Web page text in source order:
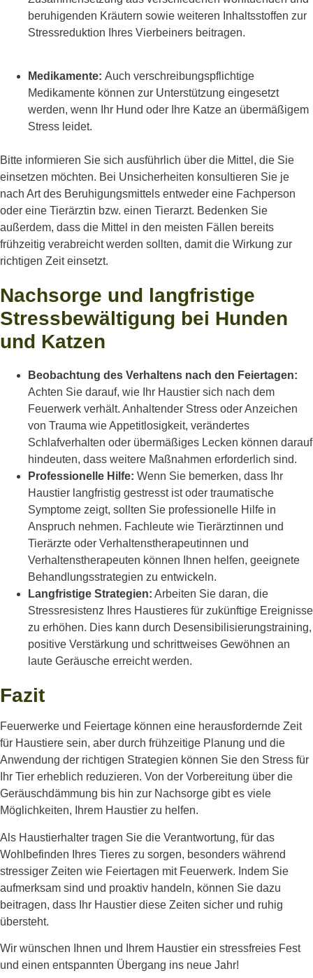
beruhigenden Kräutern sowie weiteren Inhaltsstoffen zur
Stressreduktion Ihres Vierbeiners beitragen.
Medikamente: Auch verschreibungspflichtige
Medikamente können zur Unterstützung eingesetzt
werden, wenn Ihr Hund oder Ihre Katze an übermäßigem
Stress leidet.
Bitte informieren Sie sich ausführlich über die Mittel, die Sie
einsetzen möchten. Bei Unsicherheiten konsultieren Sie je
nach Art des Beruhigungsmittels entweder eine Fachperson
oder eine Tierärztin bzw. einen Tierarzt. Bedenken Sie
außerdem, dass die Mittel in den meisten Fällen bereits
frühzeitig verabreicht werden sollten, damit die Wirkung zur
richtigen Zeit einsetzt.
Nachsorge und langfristige
Stressbewältigung bei Hunden
und Katzen
Beobachtung des Verhaltens nach den Feiertagen:
Achten Sie darauf, wie Ihr Haustier sich nach dem
Feuerwerk verhält. Anhaltender Stress oder Anzeichen
von Trauma wie Appetitlosigkeit, verändertes
Schlafverhalten oder übermäßiges Lecken können darauf
hindeuten, dass weitere Maßnahmen erforderlich sind.
Professionelle Hilfe: Wenn Sie bemerken, dass Ihr
Haustier langfristig gestresst ist oder traumatische
Symptome zeigt, sollten Sie professionelle Hilfe in
Anspruch nehmen. Fachleute wie Tierärztinnen und
Tierärzte oder Verhaltenstherapeutinnen und
Verhaltenstherapeuten können Ihnen helfen, geeignete
Behandlungsstrategien zu entwickeln.
Langfristige Strategien: Arbeiten Sie daran, die
Stressresistenz Ihres Haustieres für zukünftige Ereignisse
zu erhöhen. Dies kann durch Desensibilisierungstraining,
positive Verstärkung und schrittweises Gewöhnen an
laute Geräusche erreicht werden.
Fazit
Feuerwerke und Feiertage können eine herausfordernde Zeit
für Haustiere sein, aber durch frühzeitige Planung und die
Anwendung der richtigen Strategien können Sie den Stress für
Ihr Tier erheblich reduzieren. Von der Vorbereitung über die
Geräuschdämmung bis hin zur Nachsorge gibt es viele
Möglichkeiten, Ihrem Haustier zu helfen.
Als Haustierhalter tragen Sie die Verantwortung, für das
Wohlbefinden Ihres Tieres zu sorgen, besonders während
stressiger Zeiten wie Feiertagen mit Feuerwerk. Indem Sie
aufmerksam sind und proaktiv handeln, können Sie dazu
beitragen, dass Ihr Haustier diese Zeiten sicher und ruhig
übersteht.
Wir wünschen Ihnen und Ihrem Haustier ein stressfreies Fest
und einen entspannten Übergang ins neue Jahr!